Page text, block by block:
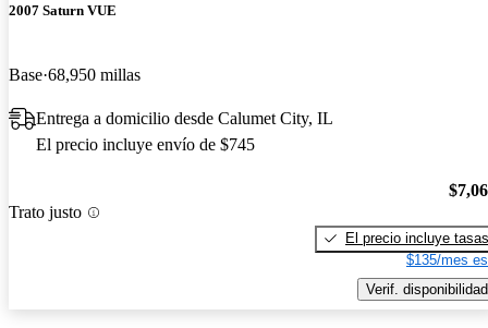
2007 Saturn VUE
Base 68,950 millas
Entrega a domicilio desde Calumet City, IL
El precio incluye envío de $745
Trato justo
El precio incluye tasas
$135/mes
Verif. disponibilidad